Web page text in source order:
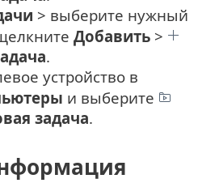
> выберите нужный
Добавить >
.
устройство в
и выберите
задача.